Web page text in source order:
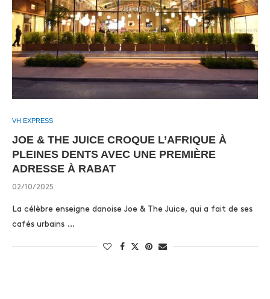
VH EXPRESS
JOE & THE JUICE CROQUE L’AFRIQUE À
PLEINES DENTS AVEC UNE PREMIÈRE
ADRESSE À RABAT
02/10/2025
La célèbre enseigne danoise Joe & The Juice, qui a fait de ses
cafés urbains …